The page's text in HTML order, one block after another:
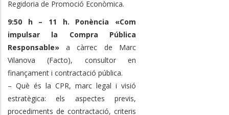
Regidoria de Promoció Econòmica.
9:50 h – 11 h. Ponència «Com
impulsar la Compra Pública
Responsable»a càrrec de Marc
Vilanova (Facto), consultor en
finançament i contractació pública.
– Què és la CPR, marc legal i visió
estratègica: els aspectes previs,
procediments de contractació, criteris